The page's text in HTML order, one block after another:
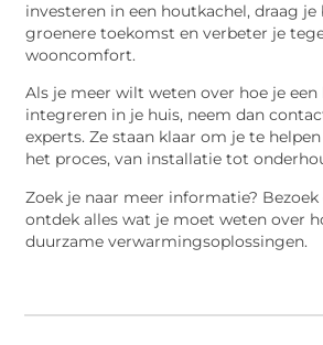
investeren in een houtkachel, draag je
groenere toekomst en verbeter je
wooncomfort.
Als je meer wilt weten over hoe je
integreren in je huis, neem dan
experts. Ze staan klaar om je te
het proces, van installatie tot
Zoek je naar meer informatie?
ontdek alles wat je moet weten over
duurzame verwarmingsoplossingen.